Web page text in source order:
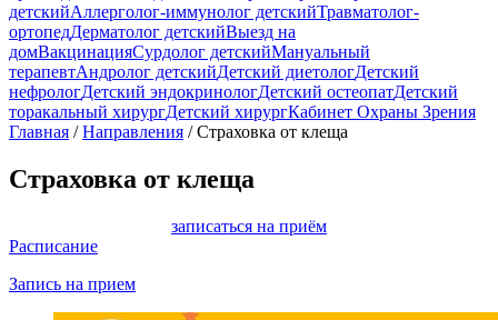
детскийАллерголог-иммунолог детскийТравматолог-
ортопедДерматолог детскийВыезд на
домВакцинацияСурдолог детскийМануальный
терапевтАндролог детскийДетский диетологДетский
нефрологДетский эндокринологДетский остеопатДетский
торакальный хирургДетский хирургКабинет Охраны Зрения
Главная /Направления /Страховка от клеща
Страховка от клеща
записаться на приём
Расписание
Запись на прием